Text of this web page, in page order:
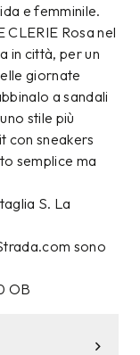
e femminile.
CLERIE Rosa nel
in città, per un
giornate
a sandali
stile più
con sneakers
semplice ma
S. La
sono
OB